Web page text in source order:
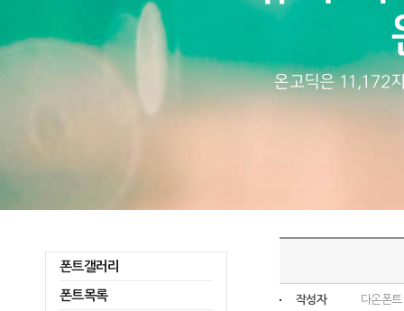
폰트갤러리
폰트목록 작성자 다온폰트